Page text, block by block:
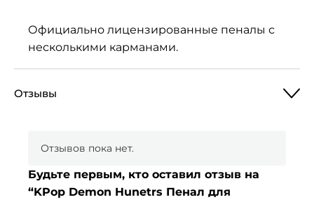
Официально лицензированные пеналы с
несколькими карманами.
Отзывы
Отзывов пока нет.
Будьте первым, кто оставил отзыв на
“KPop Demon Hunetrs Пенал для